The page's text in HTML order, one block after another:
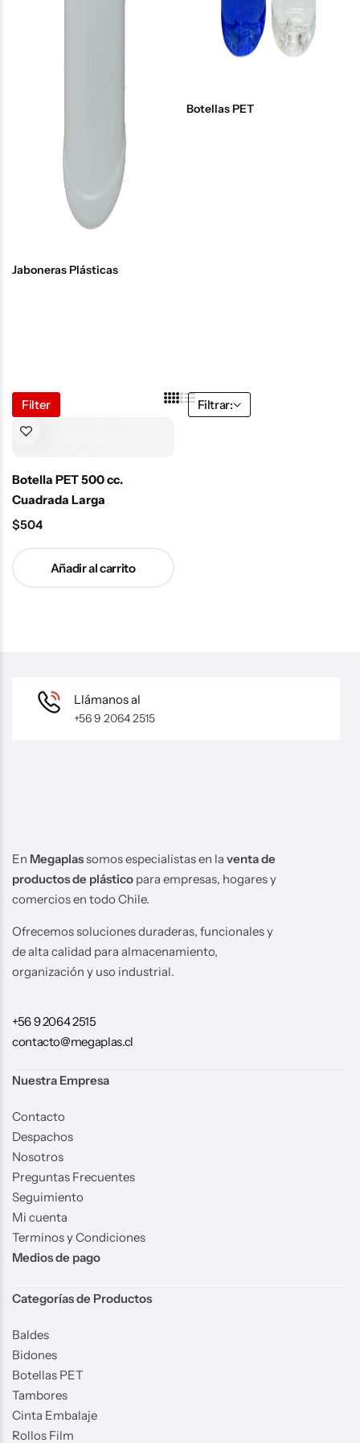
Jaboneras Plásticas
Botellas PET
Filter Filtrar:
Botella PET 500 cc.
Cuadrada Larga
$504
Añadir al carrito
Llámanos al
+56 9 2064 2515
En Megaplassomos especialistas en la venta de
productos de plástico para empresas, hogares y
comercios en todo Chile.
Ofrecemos soluciones duraderas, funcionales y
de alta calidad para almacenamiento,
organización y uso industrial.
+56 9 2064 2515
contacto@megaplas.cl
Nuestra Empresa
Contacto
Despachos
Nosotros
Preguntas Frecuentes
Seguimiento
Mi cuenta
Terminos y Condiciones
Medios de pago
Categorías de Productos
Baldes
Bidones
Botellas PET
Tambores
Cinta Embalaje
Rollos Film